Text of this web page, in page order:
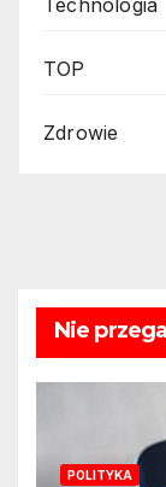
Technologia
TOP
Zdrowie
Nie
POLITYKA